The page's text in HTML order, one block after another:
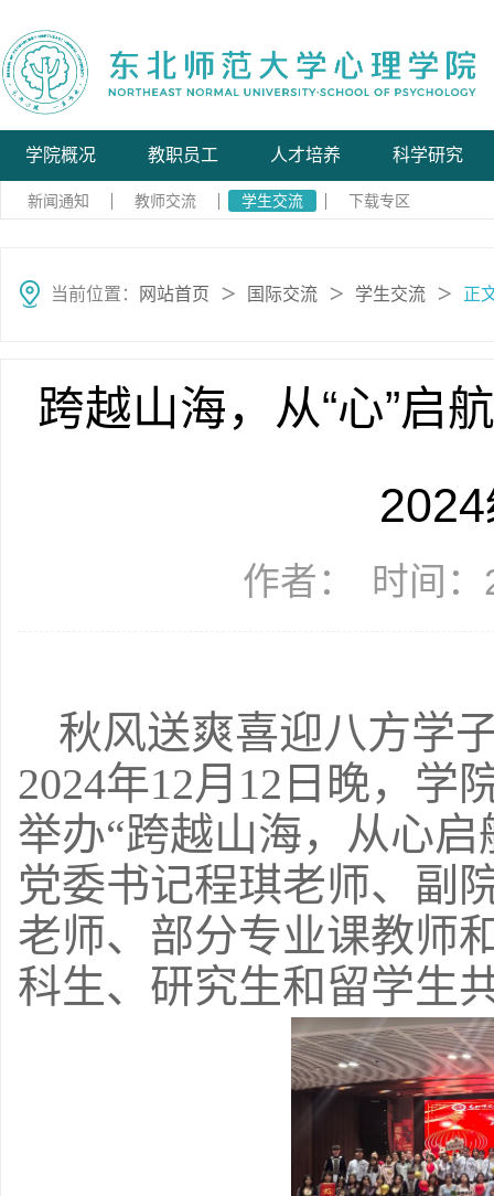
学院概况 教职员工 人才培养 科学研究
新闻通知 教师交流 学生交流 下载专区
当前位置： 网站首页 ＞ 国际交流 ＞ 学生交流 ＞ 正
跨越山海，从“心”
作者： 时间
秋风送爽喜迎八方学
2024年12月 12 日晚，学
举办“跨越山海，从心启
党委书记程琪老师、副
老师、部分专业课教师
科生、研究生和留学生